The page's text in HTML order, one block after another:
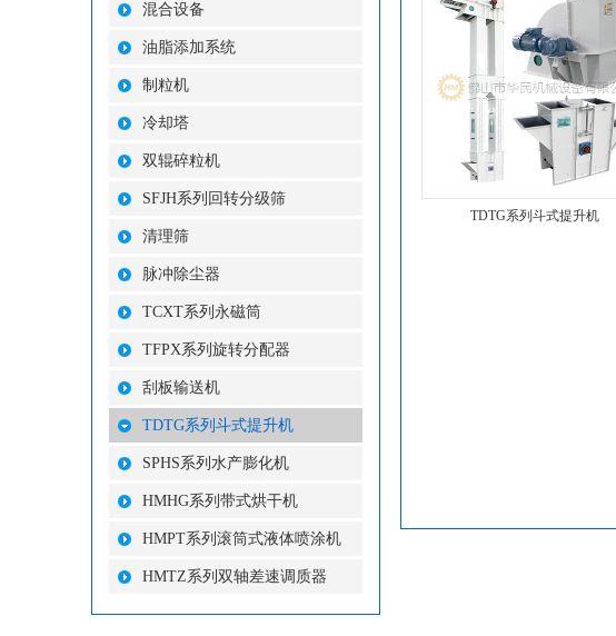
混合设备
油脂添加系统
制粒机
冷却塔
双辊碎粒机
SFJH系列回转分级筛
清理筛
脉冲除尘器
TCXT系列永磁筒
TFPX系列旋转分配器
刮板输送机
TDTG系列斗式提升机
SPHS系列水产膨化机
HMHG系列带式烘干机
HMPT系列滚筒式液体喷涂机
HMTZ系列双轴差速调质器
TDTG系列斗式提升机